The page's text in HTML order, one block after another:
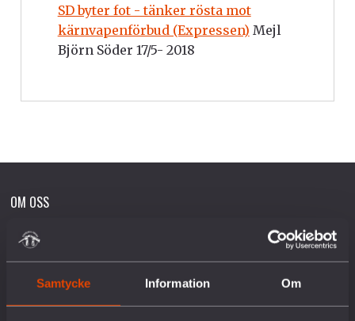
Samtycke Information Om
SD byter fot - tänker rösta mot
kärnvapenförbud (Expressen) Mejl
Björn Söder 17/5- 2018
OM OSS
Vår historia
Internationella nätverk
Föreningsinformation